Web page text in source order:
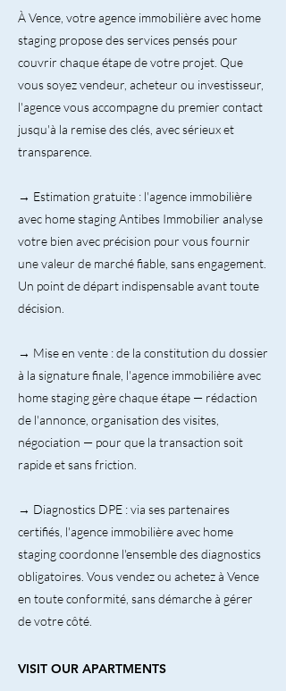
À Vence, votre agence immobilière avec home
staging propose des services pensés pour
couvrir chaque étape de votre projet. Que
vous soyez vendeur, acheteur ou investisseur,
l'agence vous accompagne du premier contact
jusqu'à la remise des clés, avec sérieux et
transparence.
→ Estimation gratuite : l'agence immobilière
avec home staging Antibes Immobilier analyse
votre bien avec précision pour vous fournir
une valeur de marché fiable, sans engagement.
Un point de départ indispensable avant toute
décision.
→ Mise en vente : de la constitution du dossier
à la signature finale, l'agence immobilière avec
home staging gère chaque étape — rédaction
de l'annonce, organisation des visites,
négociation — pour que la transaction soit
rapide et sans friction.
→ Diagnostics DPE : via ses partenaires
certifiés, l'agence immobilière avec home
staging coordonne l'ensemble des diagnostics
obligatoires. Vous vendez ou achetez à Vence
en toute conformité, sans démarche à gérer
de votre côté.
VISIT OUR APARTMENTS